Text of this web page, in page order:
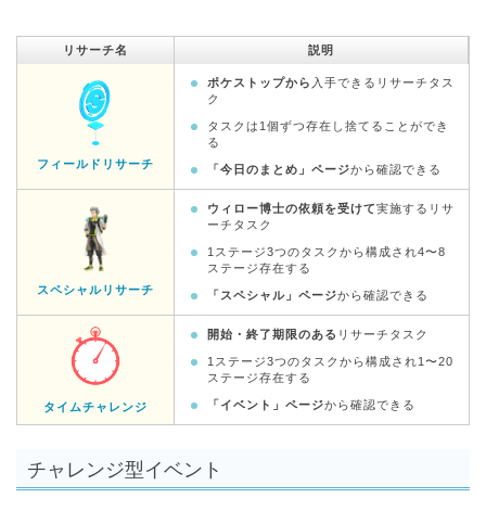
リサーチ名 説明
フィールドリサーチ
ポケストップから 入手できるリサーチタス
ク
タスクは1個ずつ存在し捨てることができ
る
「今日のまとめ」ページから確認できる
スペシャルリサーチ
ウィロー博士の依頼を受けて実施するリサ
ーチタスク
1ステージ3つのタスクから構成され4〜8
ステージ存在する
「スペシャル」ページから確認できる
タイムチャレンジ
開始・終了期限のある リサーチタスク
1ステージ3つのタスクから構成され1〜20
ステージ存在する
「イベント」ページから確認できる
チャレンジ型イベント